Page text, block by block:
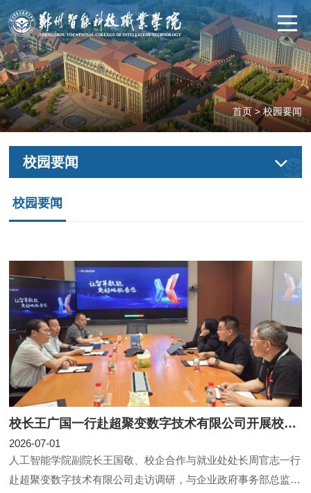
首页>校园要闻
校园要闻
校园要闻
校长王广国一行赴超聚变数字技术有限公司开展校企深度座谈交流
2026-07-01
人工智能学院副院长王国敬、校企合作与就业处处长周官志一行
赴超聚变数字技术有限公司走访调研，与企业政府事务部总监徐